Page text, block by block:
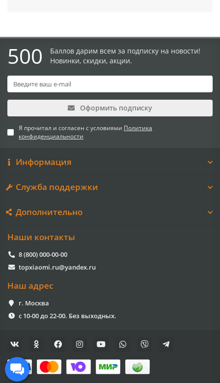
500
Баллов дарим всем за подписку на новости!
Новинки, скидки, акции.
Оформить подписку
Я прочитал и согласен с условиями Политика
конфиденциальности
Информация
Служба поддержки
Дополнительно
Наши контакты
8 (800) 000-00-00
topxiaomi.ru@yandex.ru
Наш адрес
г. Москва
с 10-00 до 22-00. Без выходных.